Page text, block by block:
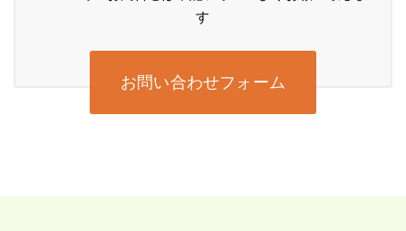
す
お問い合わせフォーム